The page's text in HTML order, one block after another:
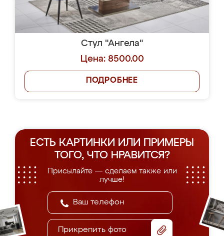
Стул "Ангела"
Цена: 8500.00
ПОДРОБНЕЕ
ЕСТЬ КАРТИНКИ ИЛИ ПРИМЕРЫ
ТОГО, ЧТО НРАВИТСЯ?
Присылайте — сделаем также или
лучше!
Прикрепить фото